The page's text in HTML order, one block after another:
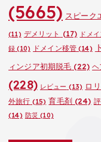
(5665) スピーク
(11) デメリット (17) ドメ
録 (10) ドメイン移管(14)
ィンジア初期脱毛 (22) ヘ
(228) レビュー (13) ロ
外旅行 (15) 育毛剤(24)
(14) 防災 (10)